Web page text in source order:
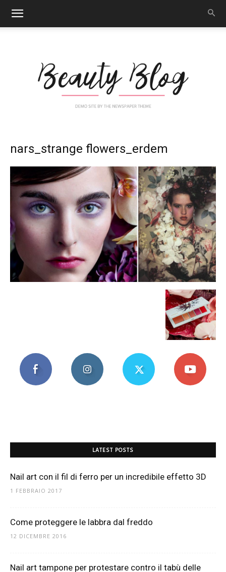
Nail
Art
Mania
nars_strange flowers_erdem
LATEST POSTS
Nail art con il fil di ferro per un incredibile effetto 3D
1 FEBBRAIO 2017
Come proteggere le labbra dal freddo
12 DICEMBRE 2016
Nail art tampone per protestare contro il tabù delle